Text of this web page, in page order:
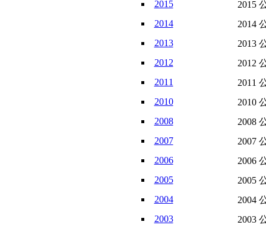
2015
2015
2014
2014
2013
2013
2012
2012
2011
2011
2010
2010
2008
2008
2007
2007
2006
2006
2005
2005
2004
2004
2003
2003